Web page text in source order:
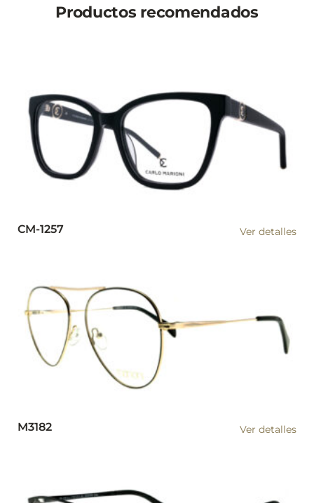
Productos recomendados
CM-1257 Ver detalles
M3182 Ver detalles